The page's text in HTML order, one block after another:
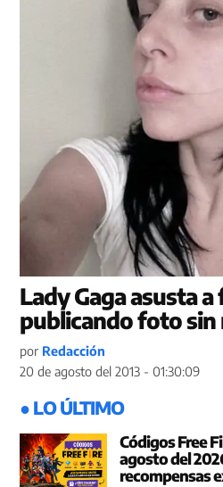
Lady Gaga asusta a
publicando foto sin
por Redacción
20 de agosto del 2013 - 01:30:09
● LO ÚLTIMO
Códigos Free
agosto del
recompensas